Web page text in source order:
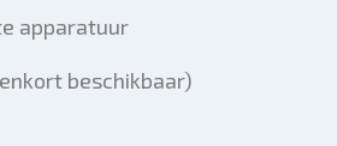
apparatuur
beschikbaar)